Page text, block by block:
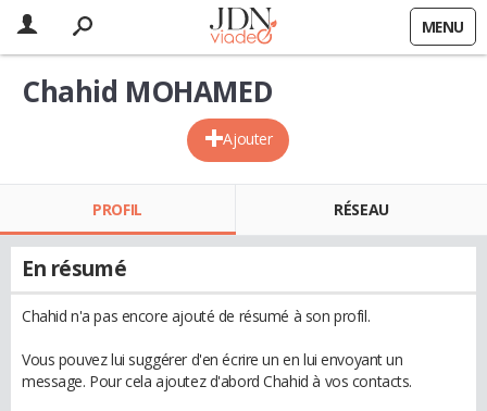
MENU
Ajouter
Chahid MOHAMED
PROFIL RÉSEAU
En résumé
Chahid n'a pas encore ajouté de résumé à son profil.
Vous pouvez lui suggérer d'en écrire un en lui envoyant un
message. Pour cela ajoutez d'abord Chahid à vos contacts.